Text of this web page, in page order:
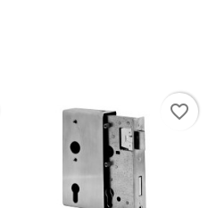
favorite_border